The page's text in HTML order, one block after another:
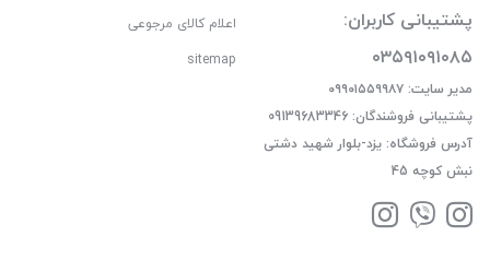
پشتیبانی کاربران:
۰۳۵۹۱۰۹۱۰۸۵
مدیر سایت: ۰۹۹۰۱۵۵۹۹۸۷
پشتیبانی فروشندگان: 09139683346
آدرس فروشگاه: یزد-بلوار شهید دشتی
نبش کوچه 45
اعلام کالای مرجوعی
sitemap